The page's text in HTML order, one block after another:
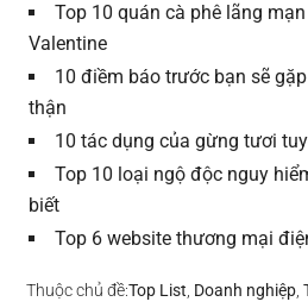
Top 10 quán cà phê lãng
Valentine
10 điềm báo trước bạn sẽ
thận
10 tác dụng của gừng tươi
Top 10 loại ngộ độc nguy
biết
Top 6 website thương mại
Thuộc chủ đề:Top List Doanh nghiệp ,